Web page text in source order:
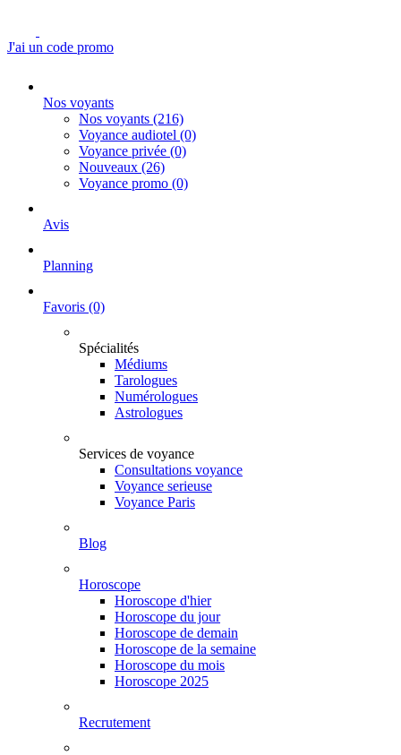
J'ai un code promo
Nos voyants
Nos voyants (216)
Voyance audiotel (0)
Voyance privée (0)
Nouveaux (26)
Voyance promo (0)
Avis
Planning
Favoris (0)
Spécialités
Médiums
Tarologues
Numérologues
Astrologues
Services de voyance
Consultations voyance
Voyance serieuse
Voyance Paris
Blog
Horoscope
Horoscope d'hier
Horoscope du jour
Horoscope de demain
Horoscope de la semaine
Horoscope du mois
Horoscope 2025
Recrutement